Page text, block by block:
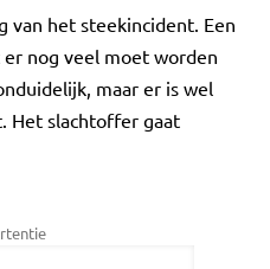
van het steekincident. Een
nog veel moet worden
maar er is wel
Het slachtoffer gaat